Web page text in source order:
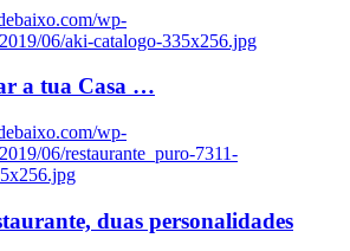
wp-
06/aki-catalogo-335x256.jpg
a tua Casa …
wp-
06/restaurante_puro-7311-
duas personalidades